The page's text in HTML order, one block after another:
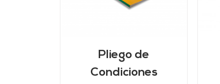
Pliego de
Condiciones